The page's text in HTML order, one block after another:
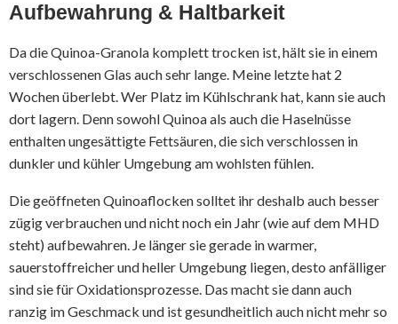
Aufbewahrung & Haltbarkeit
Da die Quinoa-Granola komplett trocken ist, hält sie in einem
verschlossenen Glas auch sehr lange. Meine letzte hat 2
Wochen überlebt. Wer Platz im Kühlschrank hat, kann sie auch
dort lagern. Denn sowohl Quinoa als auch die Haselnüsse
enthalten ungesättigte Fettsäuren, die sich verschlossen in
dunkler und kühler Umgebung am wohlsten fühlen.
Die geöffneten Quinoaflocken solltet ihr deshalb auch besser
zügig verbrauchen und nicht noch ein Jahr (wie auf dem MHD
steht) aufbewahren. Je länger sie gerade in warmer,
sauerstoffreicher und heller Umgebung liegen, desto anfälliger
sind sie für Oxidationsprozesse. Das macht sie dann auch
ranzig im Geschmack und ist gesundheitlich auch nicht mehr so